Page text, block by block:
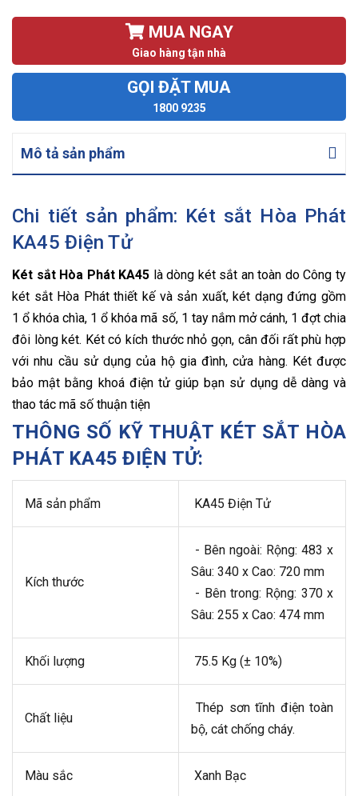
MUA NGAY
Giao hàng tận nhà
GỌI ĐẶT MUA
1800 9235
Mô tả sản phẩm
Chi tiết sản phẩm: Két sắt Hòa Phát
KA45 Điện Tử
Két sắt Hòa Phát KA45 là dòng két sắt an toàn do Công ty
két sắt Hòa Phát thiết kế và sản xuất, két dạng đứng gồm
1 ổ khóa chìa, 1 ổ khóa mã số, 1 tay nắm mở cánh, 1 đợt chia
đôi lòng két. Két có kích thước nhỏ gọn, cân đối rất phù hợp
với nhu cầu sử dụng của hộ gia đình, cửa hàng. Két được
bảo mật bằng khoá điện tử giúp bạn sử dụng dễ dàng và
thao tác mã số thuận tiện
THÔNG SỐ KỸ THUẬT KÉT SẮT HÒA
PHÁT KA45 ĐIỆN TỬ:
Mã sản phẩm KA45 Điện Tử
Kích thước
- Bên ngoài: Rộng: 483 x
Sâu: 340 x Cao: 720 mm
- Bên trong: Rộng: 370 x
Sâu: 255 x Cao: 474 mm
Khối lượng 75.5 Kg (± 10%)
Chất liệu
Thép sơn tĩnh điện toàn
bộ, cát chống cháy.
Màu sắc Xanh Bạc